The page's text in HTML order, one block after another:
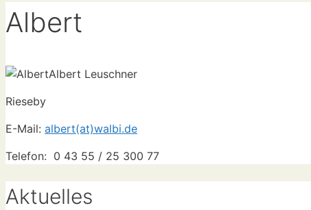
Albert
Albert Leuschner
Rieseby
E-Mail: albert(at)walbi.de
Telefon: 0 43 55 / 25 300 77
Aktuelles